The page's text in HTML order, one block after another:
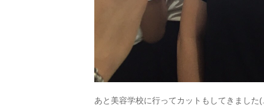
あと美容学校に行ってカットもしてきました